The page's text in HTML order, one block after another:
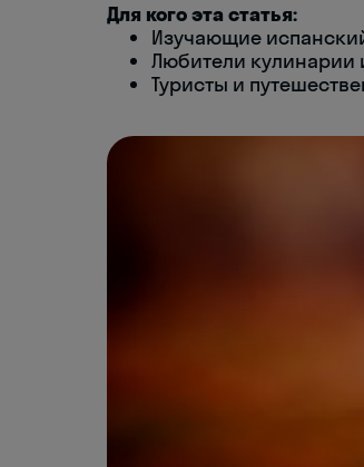
Для кого эта статья:
Изучающие
Любители кулинарии
Туристы и